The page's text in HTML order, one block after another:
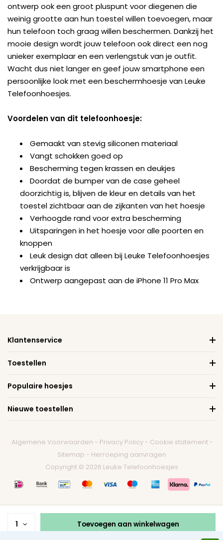
ontwerp ook een groot pluspunt voor diegenen die
weinig grootte aan hun toestel willen toevoegen, maar
hun telefoon toch graag willen beschermen. Dankzij het
mooie design wordt jouw telefoon ook direct een nog
unieker exemplaar en een verlengstuk van je outfit.
Wacht dus niet langer en geef jouw smartphone een
persoonlijke look met een beschermhoesje van Leuke
Telefoonhoesjes.
Voordelen van dit telefoonhoesje:
Gemaakt van stevig siliconen materiaal
Vangt schokken goed op
Bescherming tegen krassen en deukjes
Doordat de bumper van de case geheel
doorzichtig is, blijven de kleur en details van het
toestel zichtbaar aan de zijkanten van het hoesje
Verhoogde rand voor extra bescherming
Uitsparingen in het hoesje voor alle poorten en
knoppen
Leuk design dat alleen bij Leuke Telefoonhoesjes
verkrijgbaar is
Ontwerp aangepast aan de iPhone 11 Pro Max
Klantenservice
Toestellen
Populaire hoesjes
Nieuwe toestellen
Algemene Voorwaarden - Privacy Policy - Cookie statement -
Sitemap - Herroeping aanvragen
Copyright © 2026 Leuke Telefoonhoesjes
1 Toevoegen aan winkelwagen